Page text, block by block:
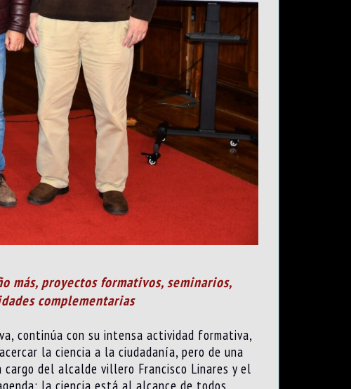
más, proyectos formativos, seminarios,
complementarias
continúa con su intensa actividad formativa,
la ciencia a la ciudadanía, pero de una
del alcalde villero Francisco Linares y el
la ciencia está al alcance de todos.